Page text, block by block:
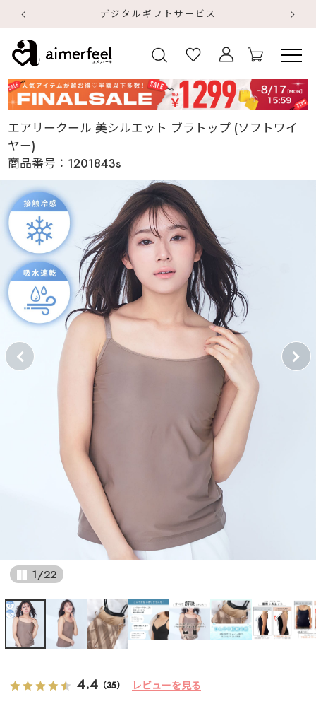
デジタルギフトサービス
エアリークール 美シルエット ブラトップ (ソフトワイ
ヤー)
商品番号： 1201843s
1/22
4.4 （35） レビューを見る